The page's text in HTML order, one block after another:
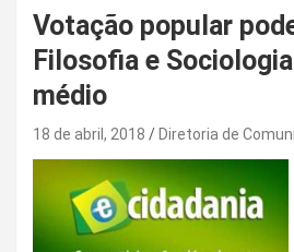
Votação popular
Filosofia e
médio
18 de abril, 2018 Diretoria de